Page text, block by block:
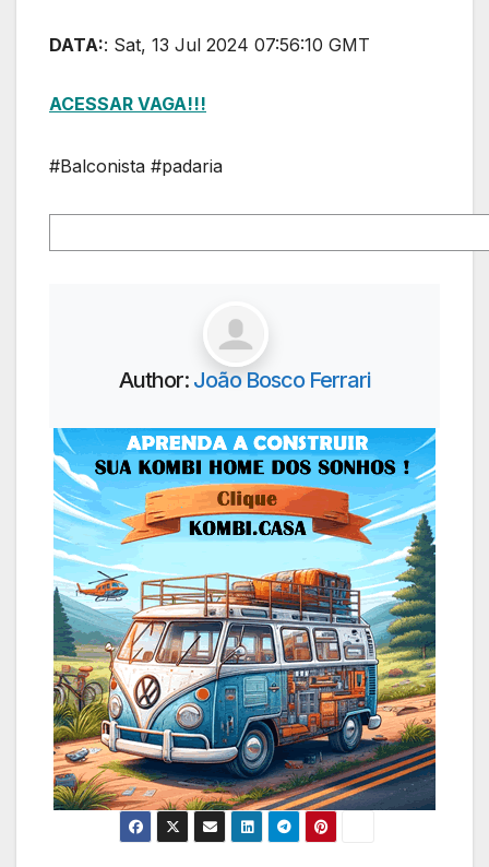
DATA:: Sat, 13 Jul 2024 07:56:10 GMT
ACESSAR VAGA!!!
#Balconista #padaria
Author: João Bosco Ferrari